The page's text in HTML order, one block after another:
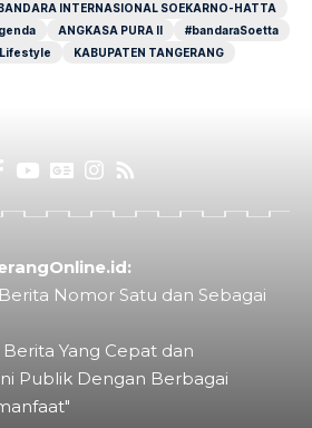
INTERNASIONAL SOEKARNO-HATTA
ANGKASA PURA II
#bandaraSoetta
KABUPATEN TANGERANG
Nomor Satu dan Sebagai
Yang Cepat dan
Publik Dengan Berbagai